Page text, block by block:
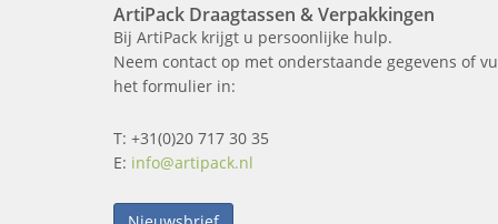
ArtiPack Draagtassen & Verpakkingen
Bij ArtiPack krijgt u persoonlijke hulp.
Neem contact op met onderstaande gegevens of
het formulier in:
T: +31(0)20 717 30 35
E: info@artipack.nl